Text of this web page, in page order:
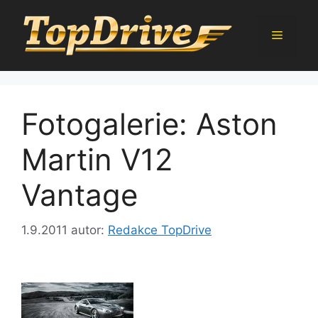
obsah
Menu
Fotogalerie: Aston
Martin V12
Vantage
1.9.2011 autor: Redakce TopDrive